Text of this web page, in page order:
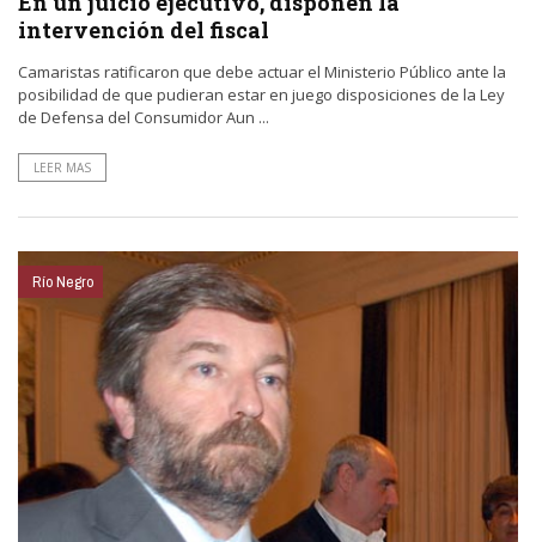
intervención del fiscal
Camaristas ratificaron que debe actuar el Ministerio Público ante la
posibilidad de que pudieran estar en juego disposiciones de la Ley
de Defensa del Consumidor Aun ...
LEER MAS
Río Negro